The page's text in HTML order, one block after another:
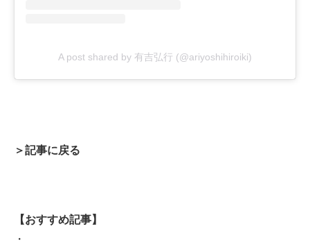
A post shared by 有吉弘行 (@ariyoshihiroiki)
＞記事に戻る
【おすすめ記事】
・